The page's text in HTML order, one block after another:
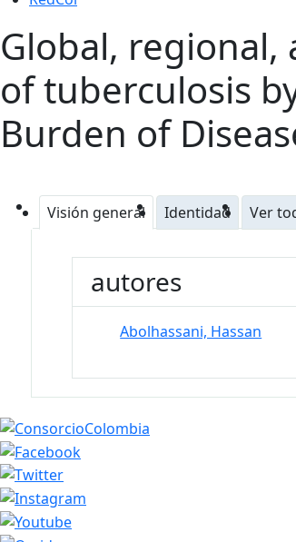
Global,
of tuberculosis
Burden of
Visión general Identidad Ver
autores
Abolhassani, Hassan